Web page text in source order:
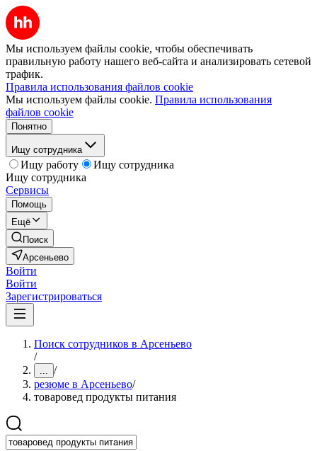
Мы используем файлы cookie, чтобы обеспечивать
правильную работу нашего веб-сайта и анализировать сетевой
трафик.
Правила использования файлов cookie
Мы используем файлы cookie. Правила использования
файлов cookie
Понятно
Ищу сотрудника
Ищу работу
Ищу сотрудника
Ищу сотрудника
Сервисы
Помощь
Ещё
Поиск
Арсеньево
Войти
Войти
Зарегистрироваться
Поиск сотрудников в Арсеньево
/
... /
резюме в Арсеньево/
товаровед продукты питания